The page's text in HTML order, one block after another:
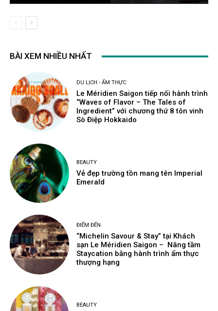
BÀI XEM NHIỀU NHẤT
DU LỊCH - ẨM THỰC
Le Méridien Saigon tiếp nối hành trình
“Waves of Flavor – The Tales of
Ingredient” với chương thứ 8 tôn vinh
Sò Điệp Hokkaido
BEAUTY
Vẻ đẹp trường tồn mang tên Imperial
Emerald
ĐIỂM ĐẾN
“Michelin Savour & Stay” tại Khách
sạn Le Méridien Saigon – Nâng tầm
Staycation bằng hành trình ẩm thực
thượng hạng
BEAUTY